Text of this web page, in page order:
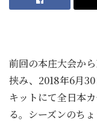
前回の本庄大会か
挟み、2018年6月
キットにて全日本
る。シーズンのち